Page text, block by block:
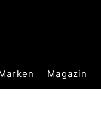
Magazin